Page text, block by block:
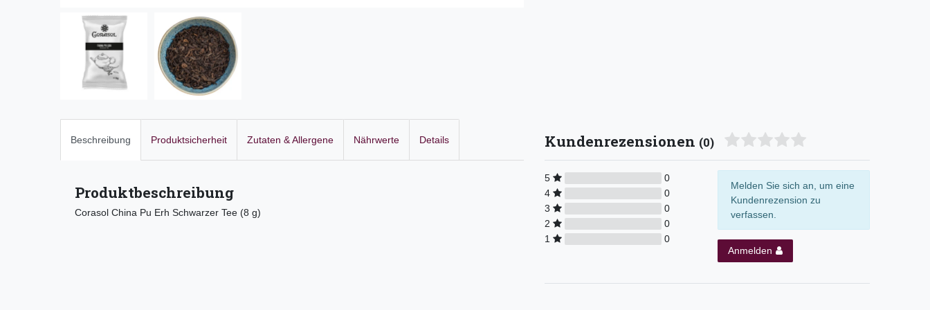
Beschreibung Produktsicherheit Zutaten & Allergene Nährwerte Details
Produktbeschreibung
Corasol China Pu Erh Schwarzer Tee (8 g)
Kundenrezensionen (0)
5
0
4
0
3
0
2
0
1
0
Melden Sie sich an, um eine
Kundenrezension zu
verfassen.
Anmelden